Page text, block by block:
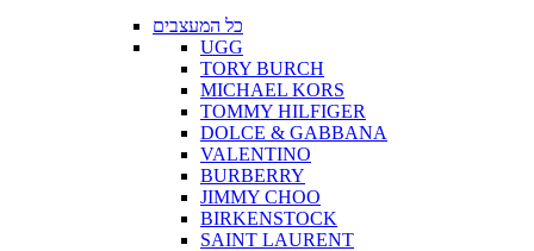
כל המעצבים
UGG
TORY BURCH
MICHAEL KORS
TOMMY HILFIGER
DOLCE & GABBANA
VALENTINO
BURBERRY
JIMMY CHOO
BIRKENSTOCK
SAINT LAURENT